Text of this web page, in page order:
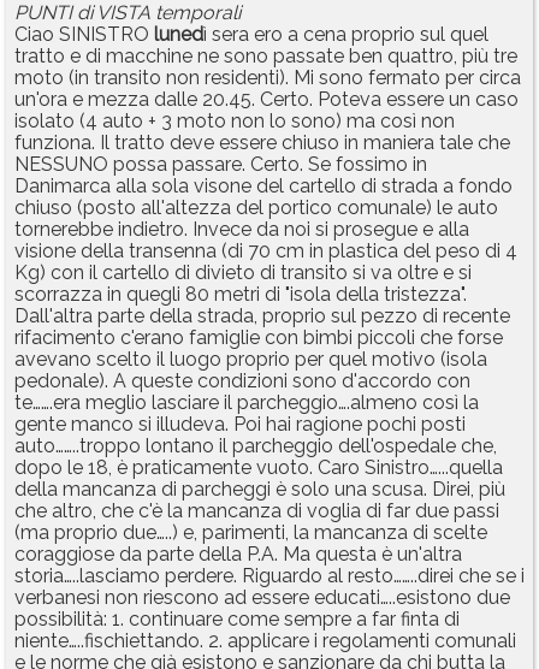
PUNTI di VISTA temporali
Ciao SINISTRO lunedì sera ero a cena proprio sul quel
tratto e di macchine ne sono passate ben quattro, più tre
moto (in transito non residenti). Mi sono fermato per circa
un'ora e mezza dalle 20.45. Certo. Poteva essere un caso
isolato (4 auto + 3 moto non lo sono) ma così non
funziona. Il tratto deve essere chiuso in maniera tale che
NESSUNO possa passare. Certo. Se fossimo in
Danimarca alla sola visone del cartello di strada a fondo
chiuso (posto all'altezza del portico comunale) le auto
tornerebbe indietro. Invece da noi si prosegue e alla
visione della transenna (di 70 cm in plastica del peso di 4
Kg) con il cartello di divieto di transito si va oltre e si
scorrazza in quegli 80 metri di "isola della tristezza".
Dall'altra parte della strada, proprio sul pezzo di recente
rifacimento c'erano famiglie con bimbi piccoli che forse
avevano scelto il luogo proprio per quel motivo (isola
pedonale). A queste condizioni sono d'accordo con
te…….era meglio lasciare il parcheggio….almeno così la
gente manco si illudeva. Poi hai ragione pochi posti
auto……..troppo lontano il parcheggio dell'ospedale che,
dopo le 18, è praticamente vuoto. Caro Sinistro…...quella
della mancanza di parcheggi è solo una scusa. Direi, più
che altro, che c'è la mancanza di voglia di far due passi
(ma proprio due…..) e, parimenti, la mancanza di scelte
coraggiose da parte della P.A. Ma questa è un'altra
storia…..lasciamo perdere. Riguardo al resto……..direi che se i
verbanesi non riescono ad essere educati…..esistono due
possibilità: 1. continuare come sempre a far finta di
niente…..fischiettando. 2. applicare i regolamenti comunali
e le norme che già esistono e sanzionare da chi butta la